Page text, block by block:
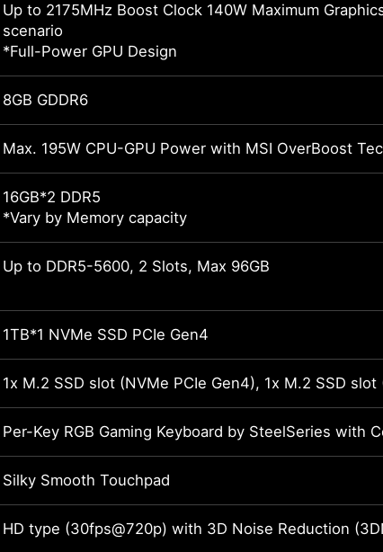
Up to 2175MHz Boost Clock 140W Maximum
scenario
*Full-Power GPU Design
8GB GDDR6
Max. 195W CPU-GPU Power with MSI OverBoost
16GB*2 DDR5
*Vary by Memory capacity
Up to DDR5-5600, 2 Slots, Max 96GB
1TB*1 NVMe SSD PCIe Gen4
1x M.2 SSD slot (NVMe PCIe Gen4), 1x M.2 SSD
Per-Key RGB Gaming Keyboard by SteelSeries with
Silky Smooth Touchpad
HD type (30fps@720p) with 3D Noise Reduction